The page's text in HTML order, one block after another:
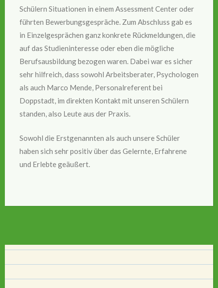
Schülern Situationen in einem Assessment Center oder
führten Bewerbungsgespräche. Zum Abschluss gab es
in Einzelgesprächen ganz konkrete Rückmeldungen, die
auf das Studieninteresse oder eben die mögliche
Berufsausbildung bezogen waren. Dabei war es sicher
sehr hilfreich, dass sowohl Arbeitsberater, Psychologen
als auch Marco Mende, Personalreferent bei
Doppstadt, im direkten Kontakt mit unseren Schülern
standen, also Leute aus der Praxis.
Sowohl die Erstgenannten als auch unsere Schüler
haben sich sehr positiv über das Gelernte, Erfahrene
und Erlebte geäußert.